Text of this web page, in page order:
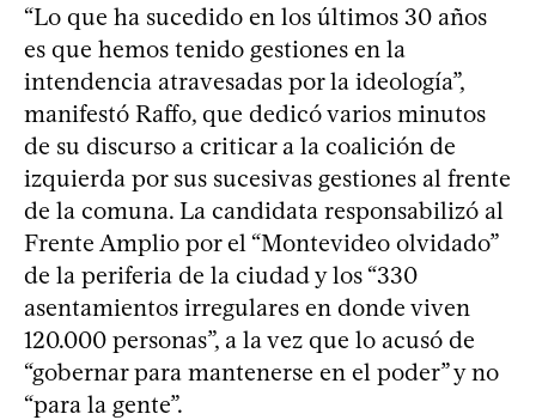
“Lo que ha sucedido en los últimos 30 años
es que hemos tenido gestiones en la
intendencia atravesadas por la ideología”,
manifestó Raffo, que dedicó varios minutos
de su discurso a criticar a la coalición de
izquierda por sus sucesivas gestiones al frente
de la comuna. La candidata responsabilizó al
Frente Amplio por el “Montevideo olvidado”
de la periferia de la ciudad y los “330
asentamientos irregulares en donde viven
120.000 personas”, a la vez que lo acusó de
“gobernar para mantenerse en el poder” y no
“para la gente”.